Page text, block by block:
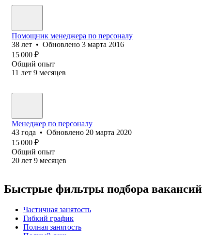
Помощник менеджера по персоналу
38 лет • Обновлено 3 марта 2016
15 000 ₽
Общий опыт
11 лет 9 месяцев
Менеджер по персоналу
43 года • Обновлено 20 марта 2020
15 000 ₽
Общий опыт
20 лет 9 месяцев
Быстрые фильтры подбора вакансий
Частичная занятость
Гибкий график
Полная занятость